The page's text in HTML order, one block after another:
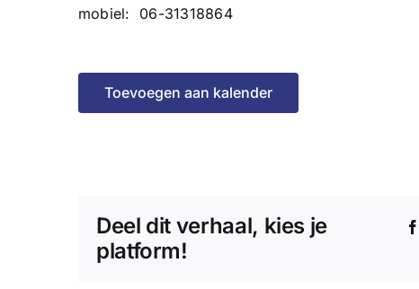
mobiel: 06-31318864
Toevoegen aan kalender
Deel dit verhaal, kies je
platform!